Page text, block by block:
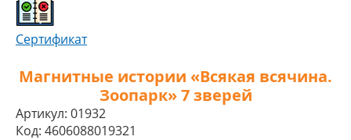
Сертификат
Магнитные истории «Всякая всячина.
Зоопарк» 7 зверей
Артикул: 01932
Код: 4606088019321